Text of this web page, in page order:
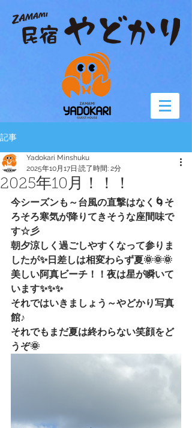
記事
2025年10月！！！
Yadokari Minshuku
2025年10月17日 読了時間: 2分
今シーズンも～台風の直撃はなく🌀そ
ろそろ寒気が降りてきそうな座間味で
す☆彡
朝夕涼しく過ごしやすくなって参りま
したが✨日差しは相変わらず夏🌞🌞🌞
美しい阿真ビーチ！！夜は星が瞬いて
います✨✨✨
それではいきましょう～やどかり写真
館♪
それでもまだ夏は終わらない笑顔をど
うぞ🌞